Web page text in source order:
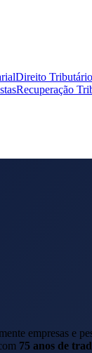
Direito
Recuperação
empresas e
75 anos de